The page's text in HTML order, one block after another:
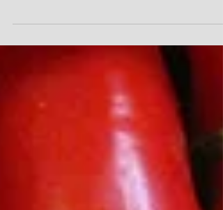
うニュースに不安を感じます。 熱中症とは、
温多湿な環境に長時間いることで、体温調節
能がうまく働かなくなり、体内に熱がこもっ
状態を指します。屋外だけでなく室内で何も
ていないときで...